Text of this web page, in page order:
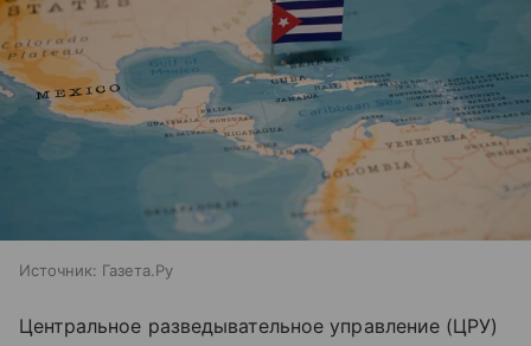
Источник: Газета.Ру
Центральное разведывательное управление (ЦРУ)